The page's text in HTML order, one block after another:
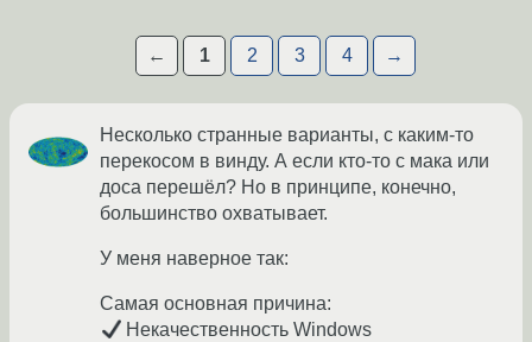
← 1 2 3 4 →
Несколько странные варианты, с каким-то
перекосом в винду. А если кто-то с мака или
доса перешёл? Но в принципе, конечно,
большинство охватывает.
У меня наверное так:
Самая основная причина:
Некачественноcть Windows